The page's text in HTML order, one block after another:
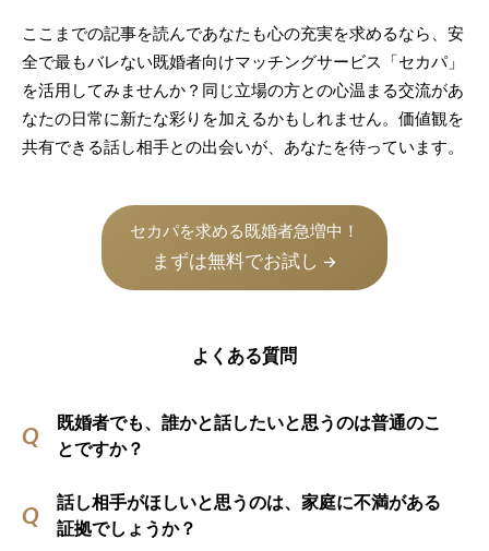
ここまでの記事を読んであなたも心の充実を求めるなら、安
全で最もバレない既婚者向けマッチングサービス「セカパ」
を活用してみませんか？同じ立場の方との心温まる交流があ
なたの日常に新たな彩りを加えるかもしれません。価値観を
共有できる話し相手との出会いが、あなたを待っています。
セカパを求める既婚者急増中！
まずは無料でお試し →
よくある質問
既婚者でも、誰かと話したいと思うのは普通のこ
とですか？
話し相手がほしいと思うのは、家庭に不満がある
証拠でしょうか？